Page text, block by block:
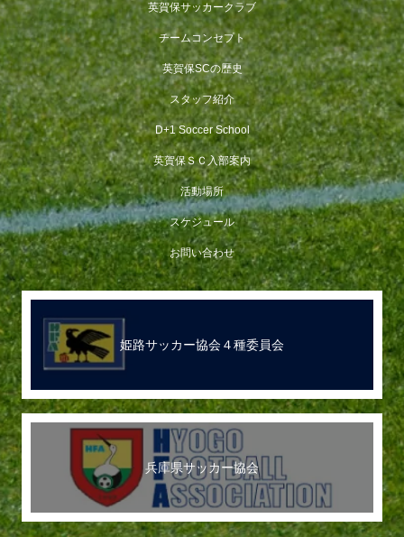
英賀保サッカークラブ
チームコンセプト
英賀保SCの歴史
スタッフ紹介
D+1 Soccer School
英賀保ＳＣ入部案内
活動場所
スケジュール
お問い合わせ
姫路サッカー協会４種委員会
兵庫県サッカー協会